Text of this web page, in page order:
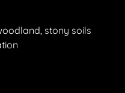
stony soils